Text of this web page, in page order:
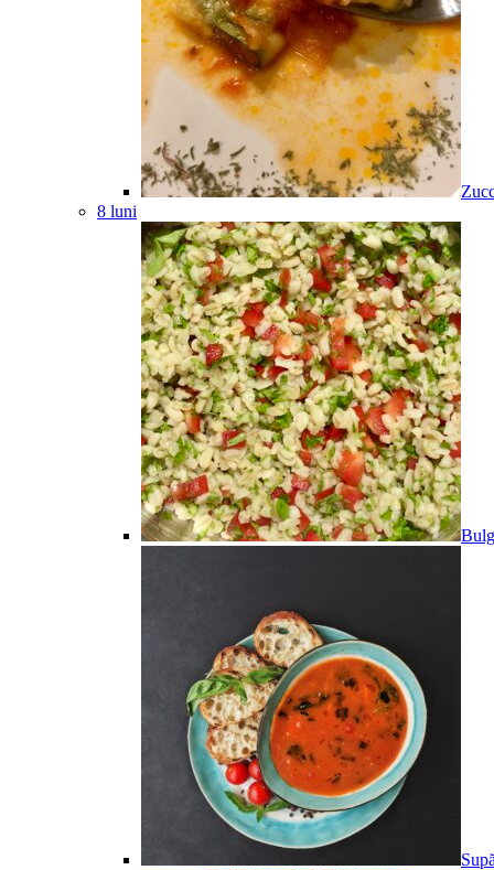
8 luni